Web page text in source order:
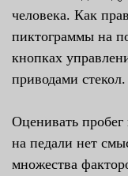
человека. Как
пиктограммы на
кнопках
приводами стекол.
Оценивать
на педали нет
множества